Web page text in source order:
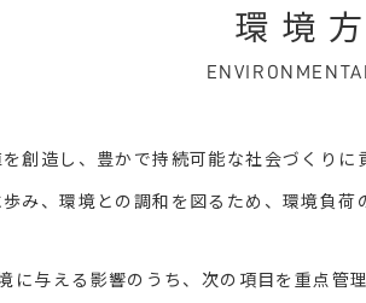
環境
創造し、 豊かで持続可能な社会づくりに
み、環境との調和を図るため、 環境負荷
に与える影響のうち、次の項目を重点管